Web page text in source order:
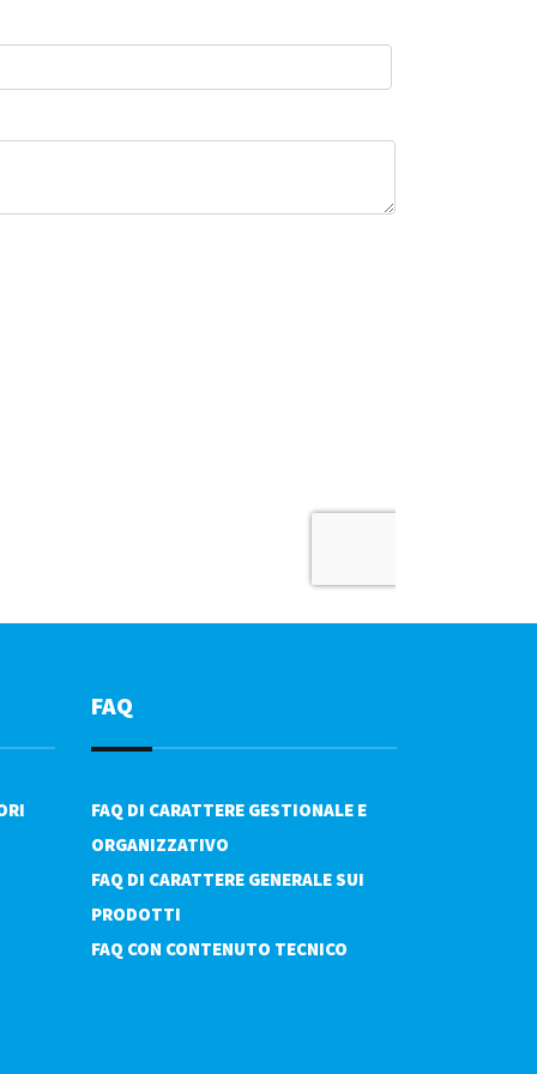
FAQ
FAQ DI CARATTERE GESTIONALE E
ORGANIZZATIVO
FAQ DI CARATTERE GENERALE SUI
PRODOTTI
FAQ CON CONTENUTO TECNICO